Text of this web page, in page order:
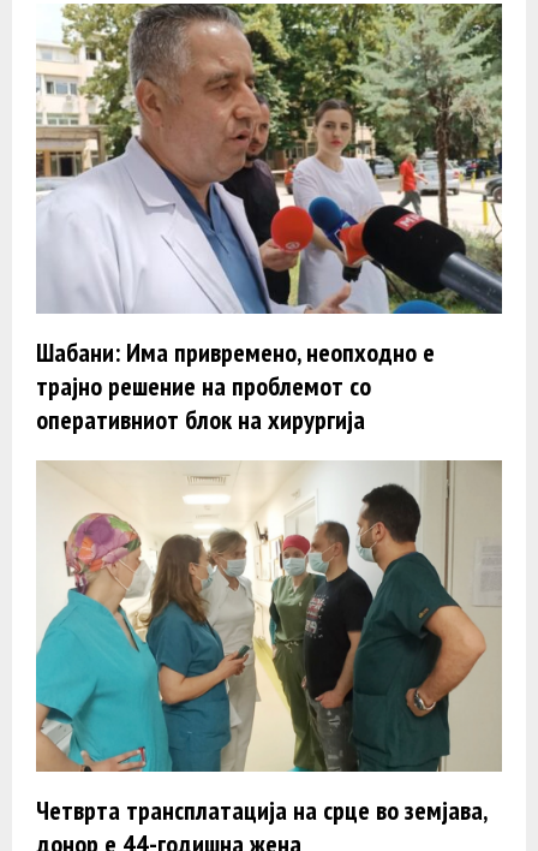
Шабани: Има привремено, неопходно е
трајно решение на проблемот со
оперативниот блок на хирургија
Четврта трансплатација на срце во земјава,
донор е 44-годишна жена